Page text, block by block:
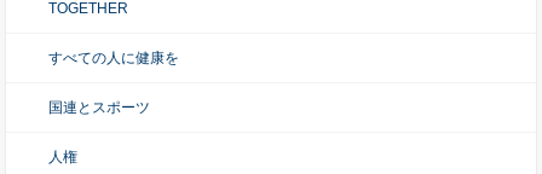
TOGETHER
すべての人に健康を
国連とスポーツ
人権